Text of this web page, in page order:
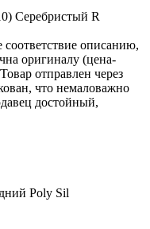
Серебристый R
описанию,
оригиналу (цена-
отправлен через
что немаловажно
достойный,
Poly Sil